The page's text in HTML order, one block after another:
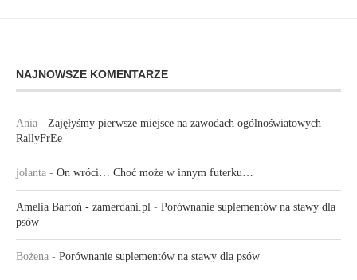
NAJNOWSZE KOMENTARZE
Ania - Zajęłyśmy pierwsze miejsce na zawodach ogólnoświatowych
RallyFrEe
jolanta - On wróci… Choć może w innym futerku…
Amelia Bartoń - zamerdani.pl - Porównanie suplementów na stawy dla
psów
Bożena - Porównanie suplementów na stawy dla psów